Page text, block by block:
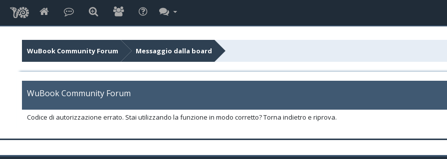
WuBook Community Forum Messaggio dalla board
WuBook Community Forum
Codice di autorizzazione errato. Stai utilizzando la funzione in modo corretto? Torna indietro e riprova.